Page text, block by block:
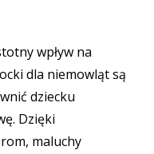
wpływ na
dla niemowląt są
dziecku
Dzięki
maluchy